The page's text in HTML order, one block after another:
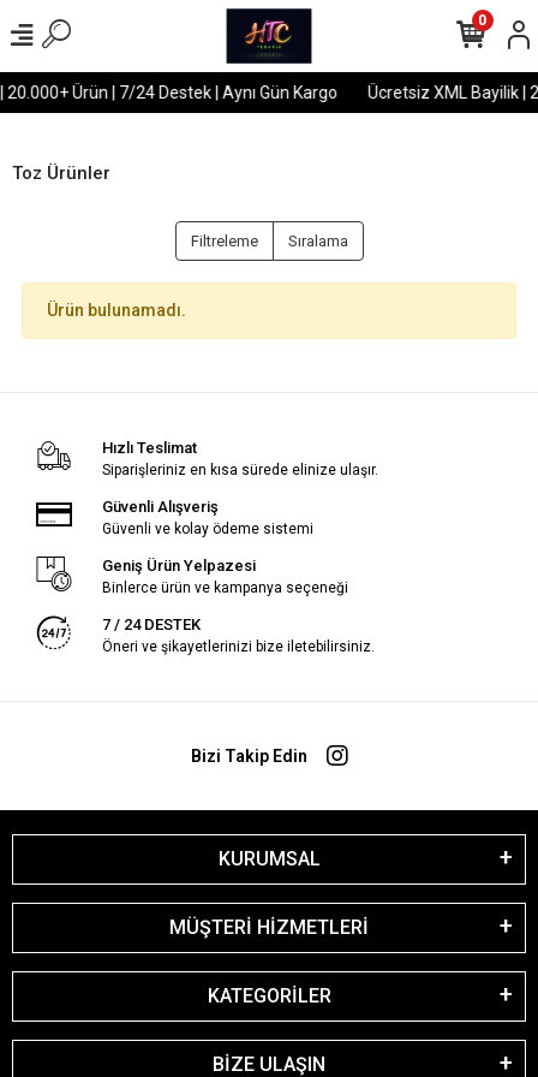
Ürün | 7/24 Destek | Aynı Gün Kargo Ücretsiz XML Bayilik |
0
Toz Ürünler
Filtreleme Sıralama
Ürün bulunamadı.
Hızlı Teslimat
Siparişleriniz en kısa sürede elinize ulaşır.
Güvenli Alışveriş
Güvenli ve kolay ödeme sistemi
Geniş Ürün Yelpazesi
Binlerce ürün ve kampanya seçeneği
7 / 24 DESTEK
Öneri ve şikayetlerinizi bize iletebilirsiniz.
Bizi Takip Edin
KURUMSAL
MÜŞTERİ HİZMETLERİ
KATEGORİLER
BİZE ULAŞIN